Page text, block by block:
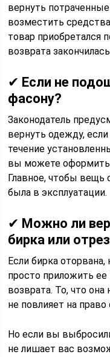
вернуть
возместить
товар приобретался
возврата
✔ Если не
фасону?
Законодатель
вернуть одежду,
течение
вы можете оформить
Главное, чтобы вещь
была в эксплуатации.
✔ Можно ли
бирка или
Если бирка
просто приложить
возврата. То, что
не повлияет на право
Но если вы
не лишает вас